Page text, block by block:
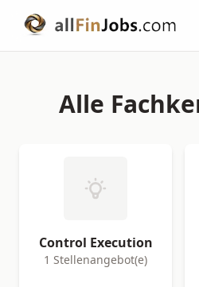
Alle
Control Execution
1 Stellenangebot(e)